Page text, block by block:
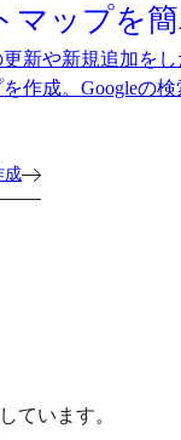
マップを
新や新規追加をし
作成。Googleの
成
ています。